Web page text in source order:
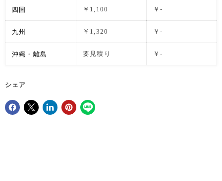
四国 ￥1,100 ￥-
九州 ￥1,320 ￥-
沖縄・離島 要見積り ￥-
シェア